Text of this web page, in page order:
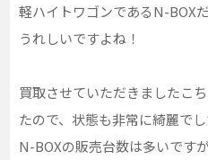
軽ハイトワゴンであるN-BOX
うれしいですよね！
買取させていただきましたこ
たので、状態も非常に綺麗でし
N-BOXの販売台数は多いです